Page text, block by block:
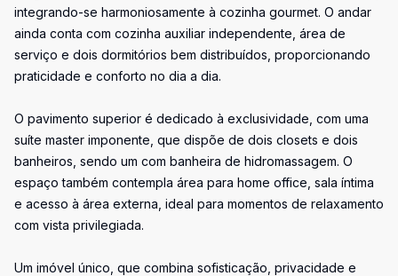
integrando-se harmoniosamente à cozinha gourmet. O andar
ainda conta com cozinha auxiliar independente, área de
serviço e dois dormitórios bem distribuídos, proporcionando
praticidade e conforto no dia a dia.
O pavimento superior é dedicado à exclusividade, com uma
suíte master imponente, que dispõe de dois closets e dois
banheiros, sendo um com banheira de hidromassagem. O
espaço também contempla área para home office, sala íntima
e acesso à área externa, ideal para momentos de relaxamento
com vista privilegiada.
Um imóvel único, que combina sofisticação, privacidade e